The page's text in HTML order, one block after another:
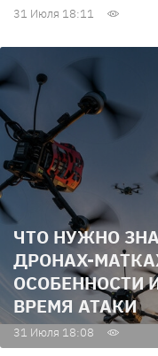
31 Июля 18:11
ЧТО НУЖНО
ДРОНАХ-
ОСОБЕННОСТИ
ВРЕМЯ АТАКИ
31 Июля 18:08